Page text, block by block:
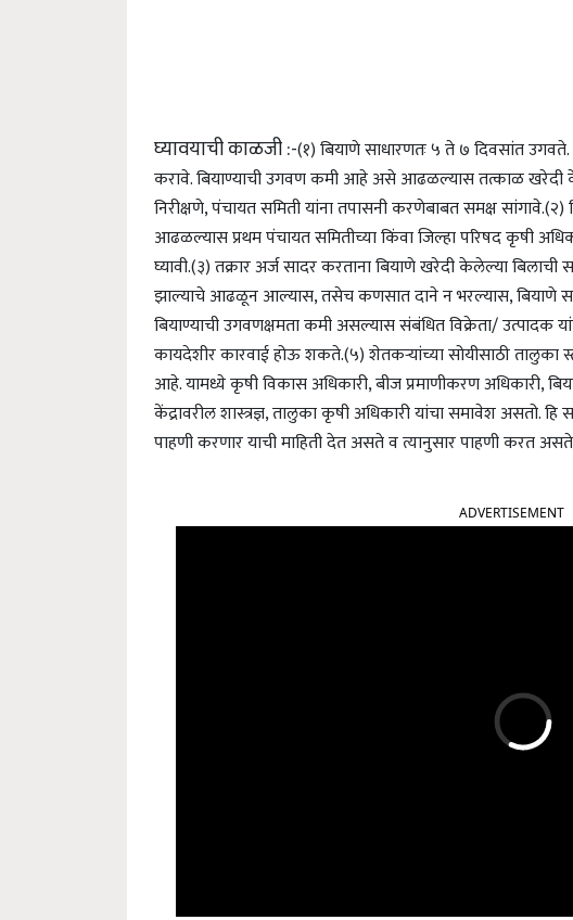
घ्यावयाची काळजी :-(१) बियाणे साधारणतः ५ ते ७ दिवसांत
करावे. बियाण्याची उगवण कमी आहे असे आढळल्यास तत्काळ खरेदी
निरीक्षणे, पंचायत समिती यांना तपासनी करणेबाबत समक्ष सांगावे.(२)
आढळल्यास प्रथम पंचायत समितीच्या किंवा जिल्हा परिषद कृषी
घ्यावी.(३) तक्रार अर्ज सादर करताना बियाणे खरेदी केलेल्या बिलाची
झाल्याचे आढळून आल्यास, तसेच कणसात दाने न भरल्यास, बियाणे
बियाण्याची उगवणक्षमता कमी असल्यास संबंधित विक्रेता/ उत्पादक
कायदेशीर कारवाई होऊ शकते.(५) शेतकऱ्यांच्या सोयीसाठी तालुका
आहे. यामध्ये कृषी विकास अधिकारी, बीज प्रमाणीकरण अधिकारी,
केंद्रावरील शास्त्रज्ञ, तालुका कृषी अधिकारी यांचा समावेश असतो. हि
पाहणी करणार याची माहिती देत असते व त्यानुसार पाहणी करत